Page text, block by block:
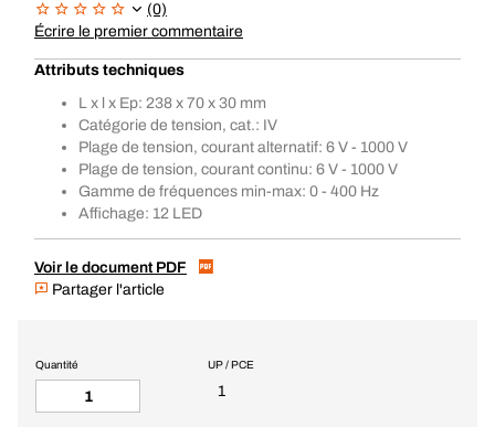
(0)
Écrire le premier commentaire
Attributs techniques
L x l x Ep: 238 x 70 x 30 mm
Catégorie de tension, cat.: IV
Plage de tension, courant alternatif: 6 V - 1000 V
Plage de tension, courant continu: 6 V - 1000 V
Gamme de fréquences min-max: 0 - 400 Hz
Affichage: 12 LED
Voir le document PDF
Partager l'article
UP / PCE
1
Quantité